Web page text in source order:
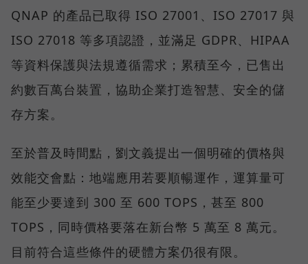
QNAP 的產品已取得 ISO 27001、ISO 27017 與
ISO 27018 等多項認證，並滿足 GDPR、HIPAA
等資料保護與法規遵循需求；累積至今，已售出
約數百萬台裝置，協助企業打造智慧、安全的儲
存方案。
至於普及時間點，劉文義提出一個明確的價格與
效能交會點：地端應用若要順暢運作，運算量可
能至少要達到 300 至 600 TOPS，甚至 800
TOPS，同時價格要落在新台幣 5 萬至 8 萬元。
目前符合這些條件的硬體方案仍很有限。